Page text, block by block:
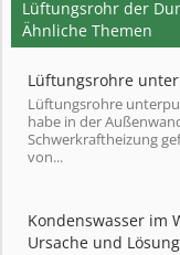
Lüftungsrohr der
Ähnliche Themen
Lüftungsrohre
Lüftungsrohre
habe in der
Schwerkraftheizung
von...
Kondenswasser im
Ursache und